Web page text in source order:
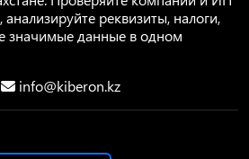
реквизиты, налоги,
значимые данные в одном
info@kiberon.kz